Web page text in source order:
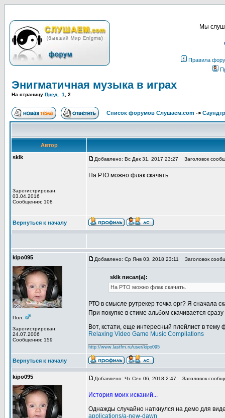
Мы
Правила
Энигматичная музыка в играх
На страницу Пред. 1 2
Список форумов Слушаем.com ->
Автор
sklk
Зарегистрирован:
03.04.2016
Сообщения: 108
Добавлено: Вс Дек 31, 2017 23:27 Заголовок
На РТО можно флак скачать.
Вернуться к началу
kipo095
Пол:
Зарегистрирован:
24.07.2006
Сообщения: 159
Добавлено: Ср Янв 03, 2018 23:11 Заголовок
sklk писал(а):
На РТО можно флак скачать.
РТО в смысле рутрекер точка орг? Я сначала
При покупке в стиме альбом скачивается
Вот, кстати, еще интересный плейлист в тему
Relaxing Video Game Music Compilations
http://www.lastfm.ru/user/kipo095
Вернуться к началу
kipo095 Добавлено: Чт Сен 06, 2018 2:47 Заголовок
История моих исканий...
Однажды случайно наткнулся на демо для
applications/a-new-dawn